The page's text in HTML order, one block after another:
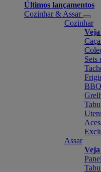
Últimos lançamentos
Cozinhar & Assar
Cozinhar
Sets
Assar